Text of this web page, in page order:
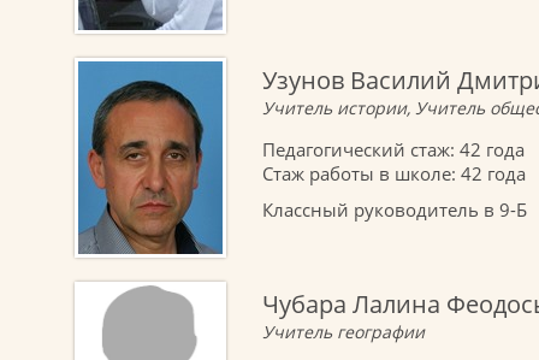
Узунов Василий
Учитель истории, Учитель
Педагогический стаж: 42 года
Стаж работы в школе: 42 года
Классный руководитель в 9-Б
Чубара Лалина
Учитель географии